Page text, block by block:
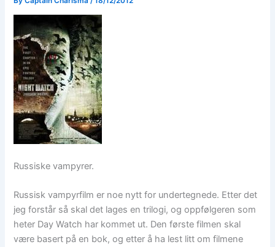
Russiske vampyrer.
Russisk vampyrfilm er noe nytt for undertegnede. Etter det
jeg forstår så skal det lages en trilogi, og oppfølgeren som
heter Day Watch har kommet ut. Den første filmen skal
være basert på en bok, og etter å ha lest litt om filmene